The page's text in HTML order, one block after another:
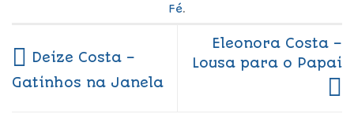
Fé.
Deize Costa –
Gatinhos na Janela
Eleonora Costa –
Lousa para o Papai